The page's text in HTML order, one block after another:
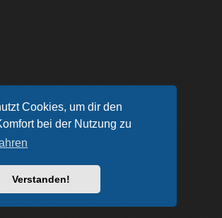
Cookies, um dir den
bei der Nutzung zu
Verstanden!